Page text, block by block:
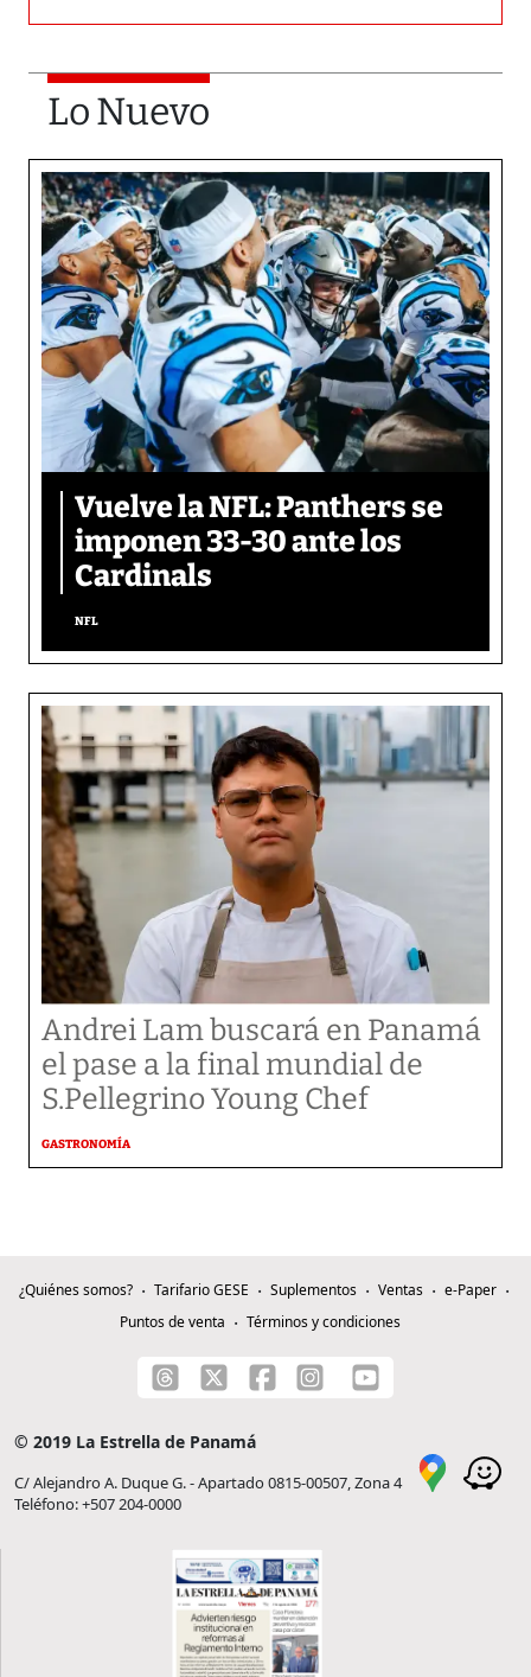
Lo Nuevo
Vuelve la NFL: Panthers se
imponen 33-30 ante los
Cardinals
NFL
Andrei Lam buscará en Panamá
el pase a la final mundial de
S.Pellegrino Young Chef
GASTRONOMÍA
¿Quiénes somos? Tarifario GESE Suplementos Ventas
e-Paper
Puntos de venta
Términos y condiciones
© 2019 La Estrella de Panamá
C/ Alejandro A. Duque G. - Apartado 0815-00507, Zona 4
Teléfono: +507 204-0000